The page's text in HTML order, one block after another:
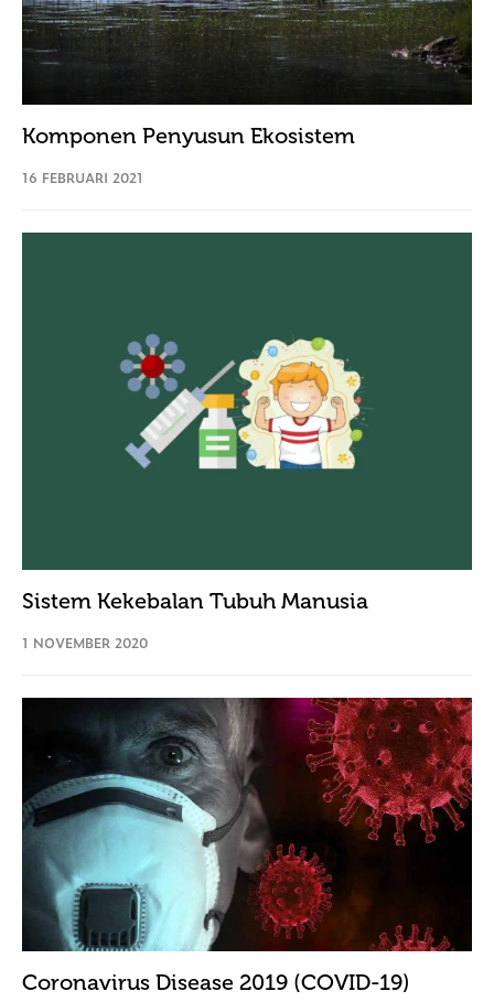
Komponen Penyusun Ekosistem
16 FEBRUARI 2021
Sistem Kekebalan Tubuh Manusia
1 NOVEMBER 2020
Coronavirus Disease 2019 (COVID-19)